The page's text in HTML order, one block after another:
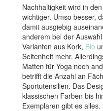
Nachhaltigkeit wird in
wichtiger. Umso besser,
damit ausgiebig
anderem bei der
Varianten aus Kork, Bio
Seltenheit mehr.
Matten für Yoga noch
betrifft die Anzahl an
Sportutensilien. Das
klassischen Farben bis
Exemplaren gibt es alles.